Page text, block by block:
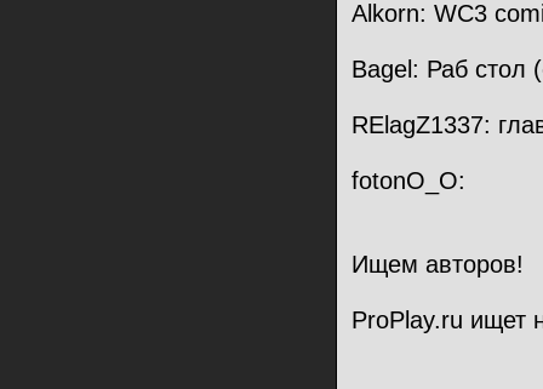
Alkorn: WC3
Bagel: Раб стол
RElagZ1337:
fotonO_O:
Ищем авторов!
ProPlay.ru ищет